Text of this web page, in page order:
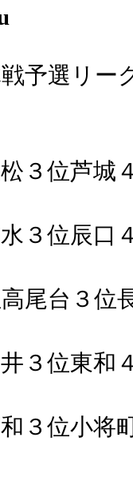
予選リー
３位芦城
３位辰口
尾台３位
３位東和
３位小将